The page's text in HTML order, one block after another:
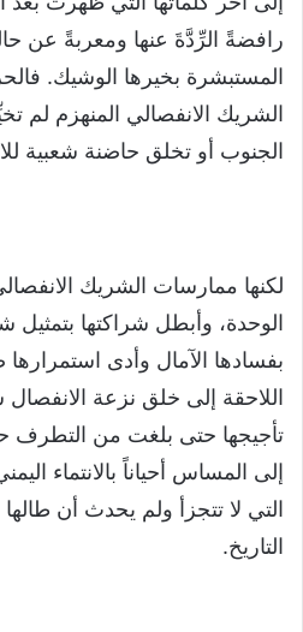
رافضةً الرِّدَّةَ عنها ومعربةً عن
المستبشرة بخيرها الوشيك.
الشريك الانفصالي المنهزم لم
الجنوب أو تخلق حاضنة شعبية
لكنها ممارسات الشريك
الوحدة، وأبطل شراكتها
بفسادها الآمال وأدى
اللاحقة إلى خلق نزعة
تأجيجها حتى بلغت من التطرف
إلى المساس أحياناً بالانتماء
التي لا تتجزأ ولم يحدث أن
التاريخ.